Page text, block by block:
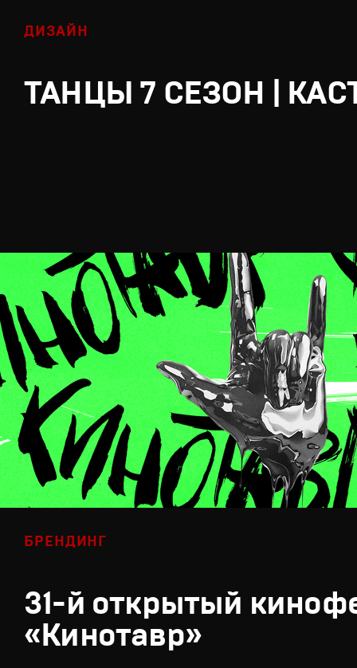
ДИЗАЙН
ТАНЦЫ 7 СЕЗОН |
БРЕНДИНГ
31-й открытый
«Кинотавр»